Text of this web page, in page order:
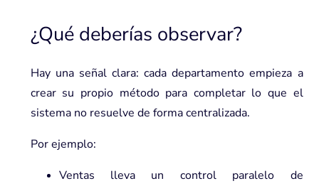
¿Qué deberías observar?
Hay una señal clara: cada departamento empieza a
crear su propio método para completar lo que el
sistema no resuelve de forma centralizada.
Por ejemplo:
Ventas lleva un control paralelo de